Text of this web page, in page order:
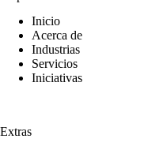
Inicio
Acerca de
Industrias
Servicios
Iniciativas
Extras